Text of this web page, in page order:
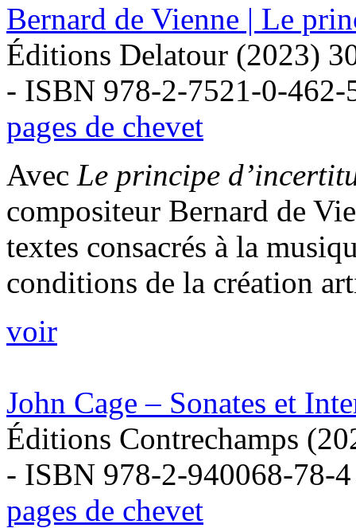
Bernard de Vienne | Le
Éditions Delatour (2023)
- ISBN 978-2-7521-0-462-
pages de chevet
Avec Le principe
compositeur Bernard de
textes consacrés à la
conditions de la création
voir
John Cage – Sonates et
Éditions Contrechamps
- ISBN 978-2-940068-78-4
pages de chevet